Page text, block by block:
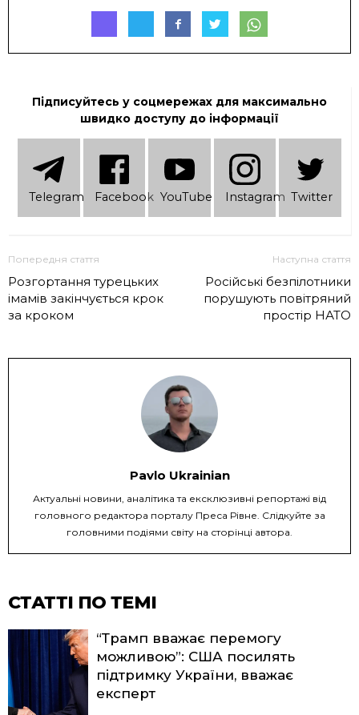
Підписуйтесь у соцмережах для максимально
швидко доступу до інформації
Telеgram Facebook YouTube Instagram Twitter
Попередня стаття
Розгортання турецьких
імамів закінчується крок
за кроком
Наступна стаття
Російські безпілотники
порушують повітряний
простір НАТО
Pavlo Ukrainian
Актуальні новини, аналітика та ексклюзивні репортажі від
головного редактора порталу Преса Рівне. Слідкуйте за
головними подіями світу на сторінці автора.
СТАТТІ ПО ТЕМІ
“Трамп вважає перемогу
можливою”: США посилять
підтримку України, вважає
експерт